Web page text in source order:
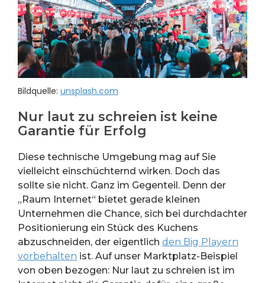
Bildquelle: unsplash.com
Nur laut zu schreien ist keine
Garantie für Erfolg
Diese technische Umgebung mag auf Sie
vielleicht einschüchternd wirken. Doch das
sollte sie nicht. Ganz im Gegenteil. Denn der
„Raum Internet“ bietet gerade kleinen
Unternehmen die Chance, sich bei durchdachter
Positionierung ein Stück des Kuchens
abzuschneiden, der eigentlich den Big Playern
vorbehalten ist. Auf unser Marktplatz-Beispiel
von oben bezogen: Nur laut zu schreien ist im